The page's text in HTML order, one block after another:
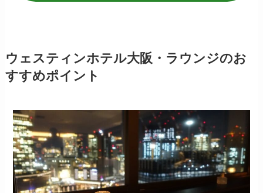
ウェスティンホテル大阪・ラウンジのお
すすめポイント